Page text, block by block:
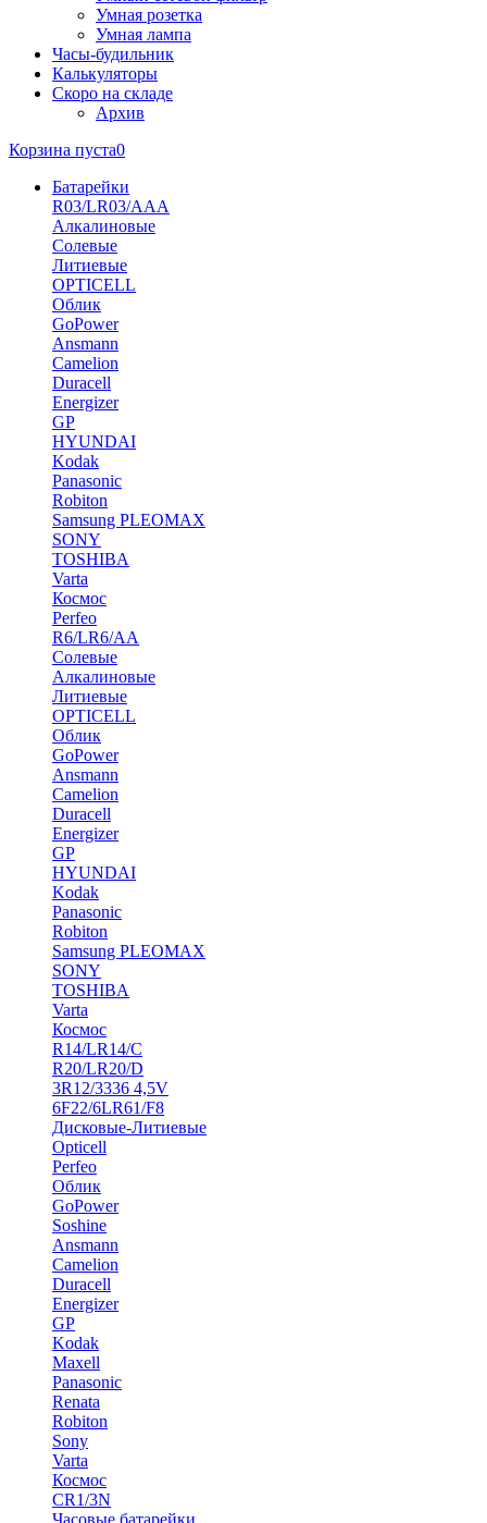
Умная розетка
Умная лампа
Часы-будильник
Калькуляторы
Скоро на складе
Архив
Корзина пуста0
Батарейки
R03/LR03/AAA
Алкалиновые
Солевые
Литиевые
OPTICELL
Облик
GoPower
Ansmann
Camelion
Duracell
Energizer
GP
HYUNDAI
Kodak
Panasonic
Robiton
Samsung PLEOMAX
SONY
TOSHIBA
Varta
Космос
Perfeo
R6/LR6/AA
Солевые
Алкалиновые
Литиевые
OPTICELL
Облик
GoPower
Ansmann
Camelion
Duracell
Energizer
GP
HYUNDAI
Kodak
Panasonic
Robiton
Samsung PLEOMAX
SONY
TOSHIBA
Varta
Космос
R14/LR14/C
R20/LR20/D
3R12/3336 4,5V
6F22/6LR61/F8
Дисковые-Литиевые
Opticell
Perfeo
Облик
GoPower
Soshine
Ansmann
Camelion
Duracell
Energizer
GP
Kodak
Maxell
Panasonic
Renata
Robiton
Sony
Varta
Космос
CR1/3N
Часовые батарейки